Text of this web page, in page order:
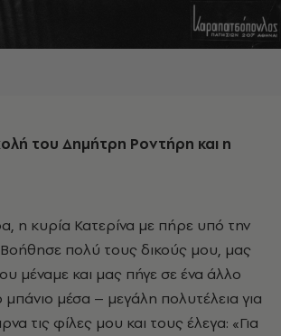
η κυρία Κατερίνα με πήρε υπό την
πολύ τους δικούς μου, μας
μέναμε και μας πήγε σε ένα άλλο
μπάνιο μέσα – μεγάλη πολυτέλεια για
τις φίλες μου και τους έλεγα: «Για